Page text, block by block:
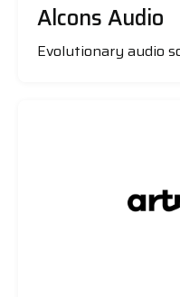
Alcons Audio
Evolutionary audio